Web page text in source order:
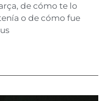
de cómo te lo
o de cómo fue